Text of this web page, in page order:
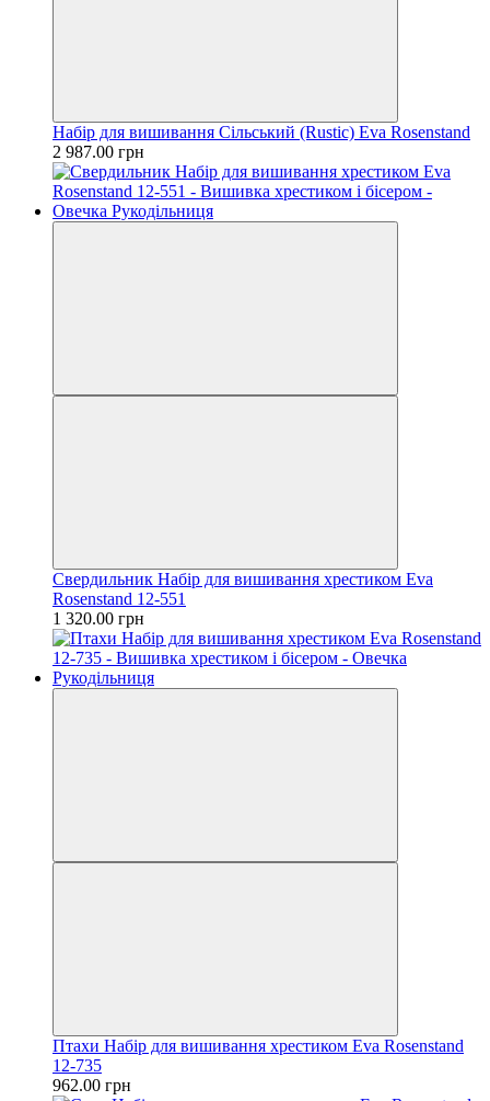
Набір для вишивання Сільський (Rustic) Eva Rosenstand
2 987.00 грн
Свердильник Набір для вишивання хрестиком Eva
Rosenstand 12-551
1 320.00 грн
Птахи Набір для вишивання хрестиком Eva Rosenstand
12-735
962.00 грн